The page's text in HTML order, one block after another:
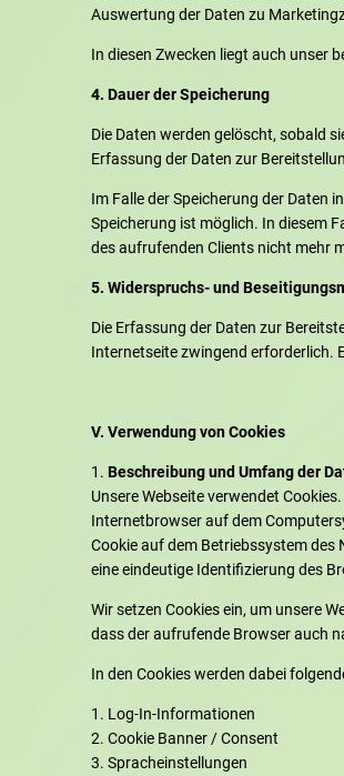
Auswertung der Daten zu
In diesen Zwecken liegt auch unser
4. Dauer der Speicherung
Die Daten werden gelöscht, sobald
Erfassung der Daten zur
Im Falle der Speicherung der Daten
Speicherung ist möglich. In diesem
des aufrufenden Clients nicht mehr
5. Widerspruchs- und
Die Erfassung der Daten zur
Internetseite zwingend erforderlich.
V. Verwendung von Cookies
Beschreibung und Umfang der
Unsere Webseite verwendet
Internetbrowser auf dem
Cookie auf dem Betriebssystem des
eine eindeutige Identifizierung des
Wir setzen Cookies ein, um unsere
dass der aufrufende Browser auch
In den Cookies werden dabei
Log-In-Informationen
Cookie Banner / Consent
Spracheinstellungen